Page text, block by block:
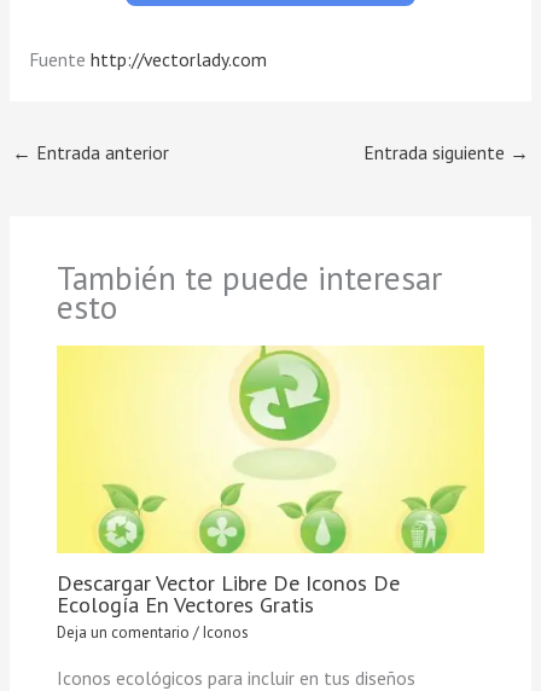
Fuente http://vectorlady.com
← Entrada anterior Entrada siguiente →
También te puede interesar
esto
Descargar Vector Libre De Iconos De
Ecología En Vectores Gratis
Deja un comentario /Iconos
Iconos ecológicos para incluir en tus diseños